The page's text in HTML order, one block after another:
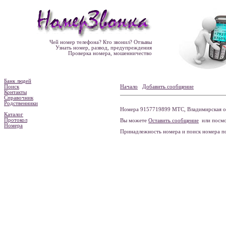
Чей номер телефона? Кто звонил? Отзывы
Узнать номер, развод, предупреждения
Проверка номера, мошенничество
Банк людей
Поиск
Контакты
Справочник
Родственники
Каталог
Протокол
Номера
Начало Добавить сообщение
Номера 9157719899 МТС, Владимирская
Вы можете Оставить сообщение или
Принадлежность номера и поиск номера